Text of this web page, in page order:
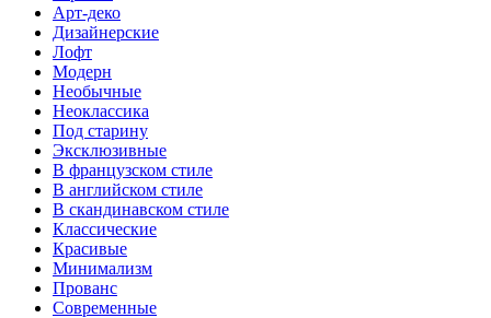
Арт-деко
Дизайнерские
Лофт
Модерн
Необычные
Неоклассика
Под старину
Эксклюзивные
В французском стиле
В английском стиле
В скандинавском стиле
Классические
Красивые
Минимализм
Прованс
Современные